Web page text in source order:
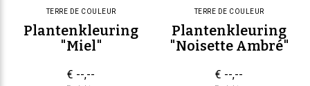
TERRE DE COULEUR
Plantenkleuring
"Miel"
€ --,--
TERRE DE COULEUR
Plantenkleuring
"Noisette Ambré"
€ --,--